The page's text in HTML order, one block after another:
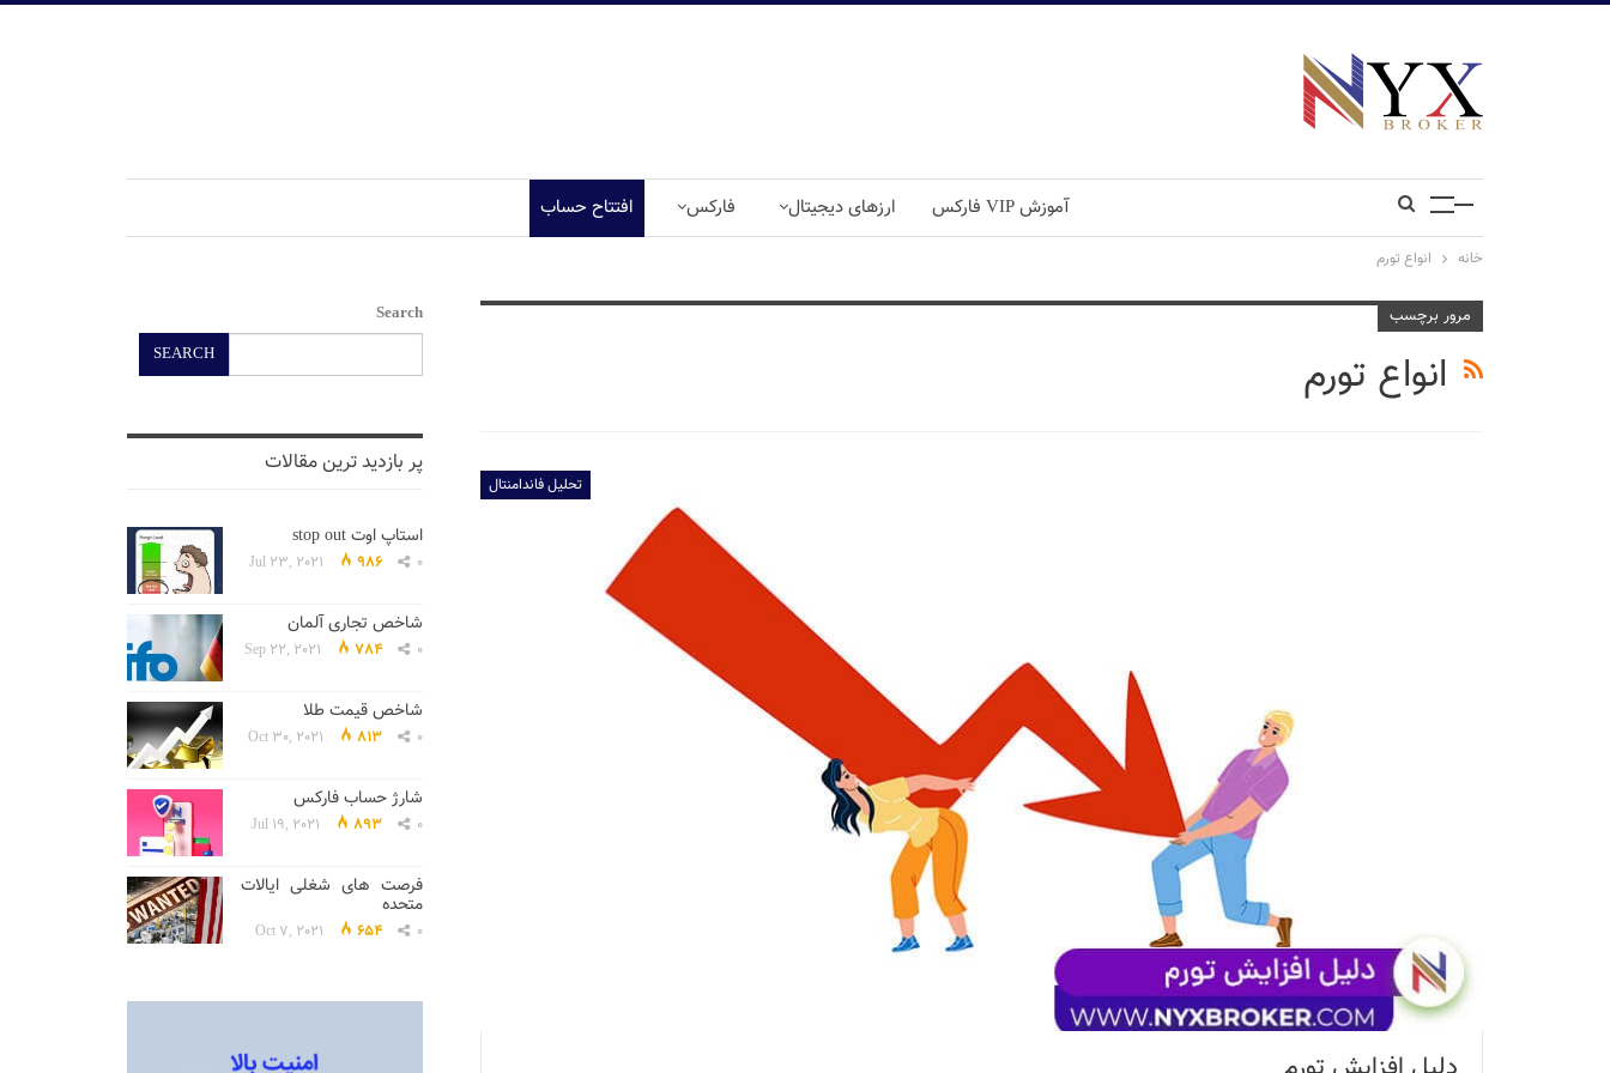
آموزش VIP فارکس ارزهای دیجیتال فارکس افتتاح حساب
خانه انواع تورم
مرور برچسب
انواع تورم
تحلیل فاندامنتال
Search
SEARCH
پر بازدید ترین مقالات
استاپ اوت stop out
Jul 23, 2021 986 0
شاخص تجاری آلمان
Sep 22, 2021 784 0
شاخص قیمت طلا
Oct 30, 2021 813 0
شارژ حساب فارکس
Jul 19, 2021 893 0
فرصت های شغلی ایالات
متحده
Oct 7, 2021 654 0